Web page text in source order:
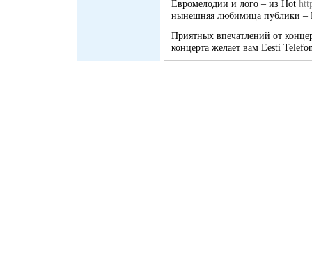
Евромелодии и лого – из Hot
нынешняя любимица публики –
Приятных впечатлений от
концерта желает вам Eesti